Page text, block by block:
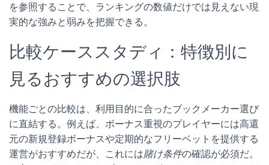
を参照することで、ランキングの数値だけでは見えない現
実的な強みと弱みを把握できる。
比較ケーススタディ：特徴別に
見るおすすめの選択肢
機能ごとの比較は、利用目的に合ったブックメーカー選び
に直結する。例えば、ボーナス重視のプレイヤーには高還
元の新規登録ボーナスや定期的なフリーベットを提供する
運営がおすすめだが、これには賭け条件の確認が必須だ。